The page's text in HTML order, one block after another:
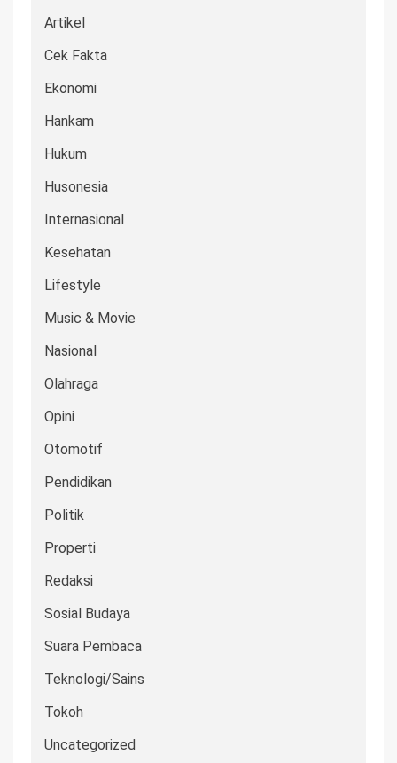
Artikel
Cek Fakta
Ekonomi
Hankam
Hukum
Husonesia
Internasional
Kesehatan
Lifestyle
Music & Movie
Nasional
Olahraga
Opini
Otomotif
Pendidikan
Politik
Properti
Redaksi
Sosial Budaya
Suara Pembaca
Teknologi/Sains
Tokoh
Uncategorized